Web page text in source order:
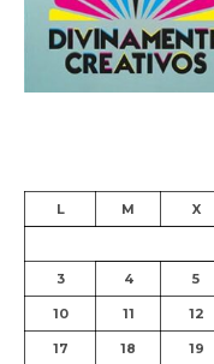
L M X
3 4 5
10 11 12
17 18 19